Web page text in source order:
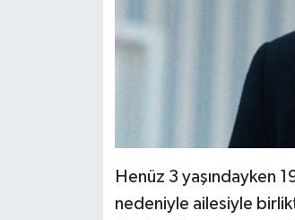
Henüz 3 yaşındayken
nedeniyle ailesiyle